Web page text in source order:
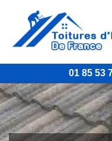
01 85 53